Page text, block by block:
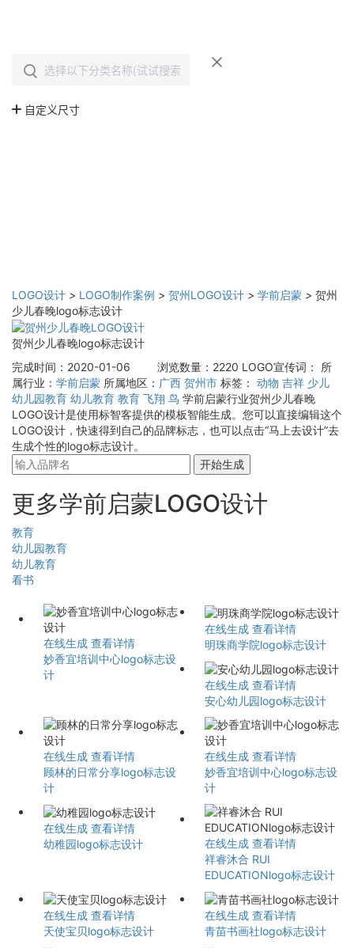
LOGO设计 > LOGO制作案例 > 贺州LOGO设计 > 学前启蒙 > 贺州
少儿春晚logo标志设计
贺州少儿春晚logo标志设计
完成时间：2020-01-06
浏览数量：2220 LOGO宣传词：
所
属行业： 学前启蒙 所属地区： 广西 贺州市 标签： 动物 吉祥 少儿
幼儿园教育 幼儿教育 教育 飞翔 鸟 学前启蒙行业贺州少儿春晚
LOGO设计是使用标智客提供的模板智能生成。您可以直接编辑这个
LOGO设计，快速得到自己的品牌标志，也可以点击“马上去设计”去
生成个性的logo标志设计。
开始生成
更多学前启蒙LOGO设计
教育
幼儿园教育
幼儿教育
看书
在线生成 查看详情
妙香宜培训中心logo标志设
计
在线生成 查看详情
明珠商学院logo标志设计
在线生成 查看详情
安心幼儿园logo标志设计
在线生成 查看详情
顾林的日常分享logo标志设
计
在线生成 查看详情
妙香宜培训中心logo标志设
计
在线生成 查看详情
幼稚园logo标志设计
在线生成 查看详情
祥睿沐合 RUI
EDUCATIONlogo标志设计
在线生成 查看详情
天使宝贝logo标志设计
在线生成 查看详情
青苗书画社logo标志设计